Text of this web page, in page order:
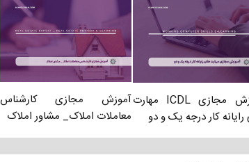
آموزش مجازی ICDL مهارت
کار درجه یک و دو
آموزش مجازی کارشناس
معاملات املاک_ مشاور املاک